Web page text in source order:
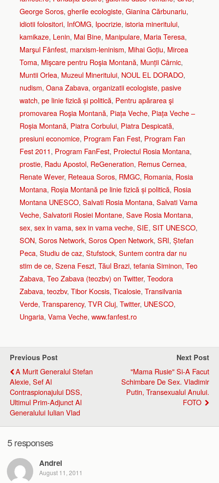
George Soros, gherile ecologiste, Gianina Cărbunariu,
idiotii folositori, InfOMG, Ipocrizie, istoria mineritului,
kamikaze, Lenin, Mai Bine, Manipulare, Maria Teresa,
Marşul Fânfest, marxism-leninism, Mihai Goțiu, Mircea
Toma, Mişcare pentru Roşia Montană, Munții Cârnic,
Muntii Orlea, Muzeul Mineritului, NOUL EL DORADO,
nudism, Oana Zabava, organizatii ecologiste, pasive
watch, pe linie fizică și politică, Pentru apărarea şi
promovarea Roşia Montană, Piața Veche, Piața Veche –
Roșia Montană, Piatra Corbului, Piatra Despicată,
presiuni economice, Program Fan Fest, Program Fan
Fest 2011, Program FanFest, Proiectul Rosia Montana,
prostie, Radu Apostol, ReGeneration, Remus Cernea,
Renate Wever, Reteaua Soros, RMGC, Romania, Rosia
Montana, Roșia Montană pe linie fizică și politică, Rosia
Montana UNESCO, Salvati Rosia Montana, Salvati Vama
Veche, Salvatorii Rosiei Montane, Save Rosia Montana,
sex, sex in vama, sex in vama veche, SIE, SIT UNESCO,
SON, Soros Network, Soros Open Network, SRI, Ștefan
Peca, Studiu de caz, Stufstock, Suntem contra dar nu
stim de ce, Szena Feszt, Tăul Brazi, tefania Siminon, Teo
Zabava, Teo Zabava (teozbv) on Twitter, Teodora
Zabava, teozbv, Tibor Kocsis, Ticalosie, Transilvania
Verde, Transparency, TVR Cluj, Twitter, UNESCO,
Ungaria, Vama Veche, www.fanfest.ro
Previous Post
A Murit Generalul Stefan
Alexie, Sef Al
Contraspionajului DSS,
Ultimul Prim-Adjunct Al
Generalului Iulian Vlad
Next Post
"Mama Rusie" Si-A Facut
Schimbare De Sex. Vladimir
Putin, Transexualul Anului.
FOTO
5 responses
Andrei
August 11, 2011